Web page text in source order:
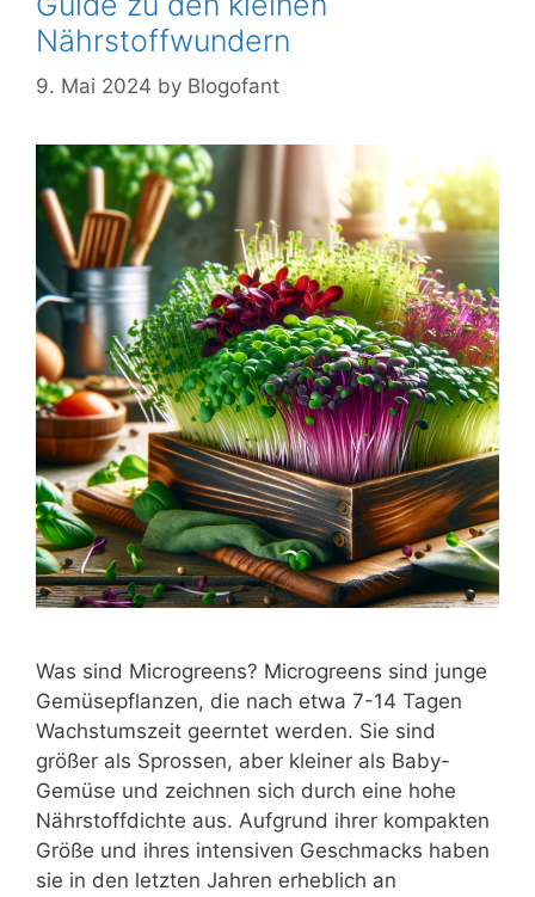
Nährstoffwundern
9. Mai 2024 by Blogofant
Was sind Microgreens? Microgreens sind junge
Gemüsepflanzen, die nach etwa 7-14 Tagen
Wachstumszeit geerntet werden. Sie sind
größer als Sprossen, aber kleiner als Baby-
Gemüse und zeichnen sich durch eine hohe
Nährstoffdichte aus. Aufgrund ihrer kompakten
Größe und ihres intensiven Geschmacks haben
sie in den letzten Jahren erheblich an